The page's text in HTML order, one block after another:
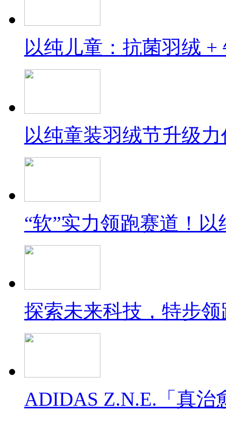
以纯儿童：抗菌羽绒 +
以纯童装羽绒节升级
“软”实力领跑赛道！
探索未来科技，特步
ADIDAS Z.N.E.「真治